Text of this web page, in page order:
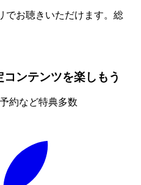
でお聴きいただけます。総
ンテンツを楽しもう
約など特典多数